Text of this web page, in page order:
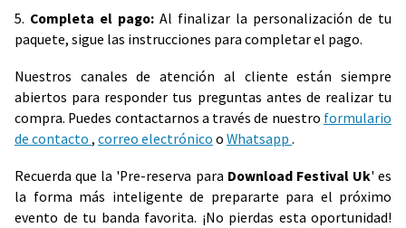
5. Completa el pago: Al finalizar la personalización de tu
paquete, sigue las instrucciones para completar el pago.
Nuestros canales de atención al cliente están siempre
abiertos para responder tus preguntas antes de realizar tu
compra. Puedes contactarnos a través de nuestro formulario
de contacto , correo electrónico o Whatsapp .
Recuerda que la 'Pre-reserva para Download Festival Uk' es
la forma más inteligente de prepararte para el próximo
evento de tu banda favorita. ¡No pierdas esta oportunidad!